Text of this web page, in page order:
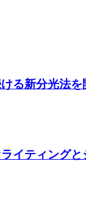
る新分光法
イティング